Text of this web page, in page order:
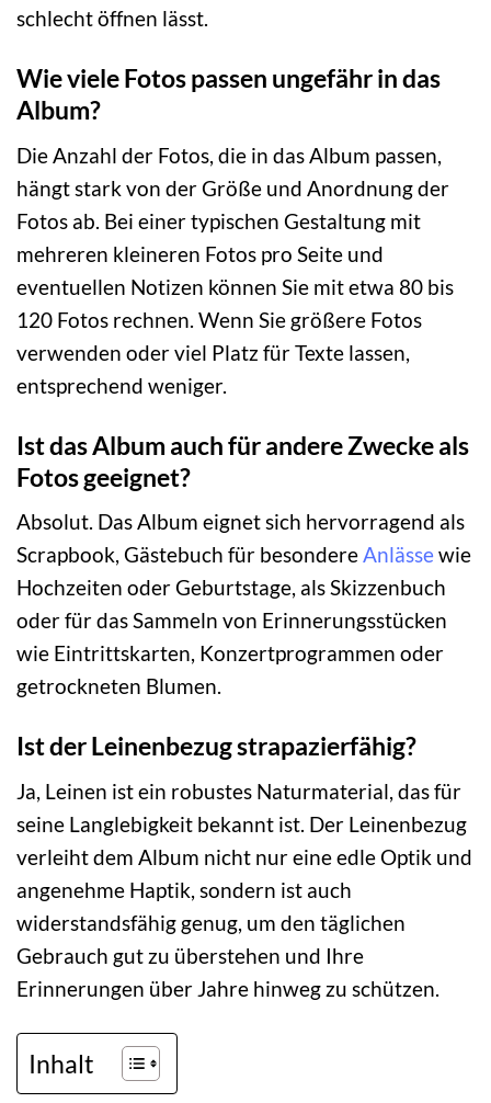
schlecht öffnen lässt.
Wie viele Fotos passen ungefähr in das
Album?
Die Anzahl der Fotos, die in das Album passen,
hängt stark von der Größe und Anordnung der
Fotos ab. Bei einer typischen Gestaltung mit
mehreren kleineren Fotos pro Seite und
eventuellen Notizen können Sie mit etwa 80 bis
120 Fotos rechnen. Wenn Sie größere Fotos
verwenden oder viel Platz für Texte lassen,
entsprechend weniger.
Ist das Album auch für andere Zwecke als
Fotos geeignet?
Absolut. Das Album eignet sich hervorragend als
Scrapbook, Gästebuch für besondereAnlässewie
Hochzeiten oder Geburtstage, als Skizzenbuch
oder für das Sammeln von Erinnerungsstücken
wie Eintrittskarten, Konzertprogrammen oder
getrockneten Blumen.
Ist der Leinenbezug strapazierfähig?
Ja, Leinen ist ein robustes Naturmaterial, das für
seine Langlebigkeit bekannt ist. Der Leinenbezug
verleiht dem Album nicht nur eine edle Optik und
angenehme Haptik, sondern ist auch
widerstandsfähig genug, um den täglichen
Gebrauch gut zu überstehen und Ihre
Erinnerungen über Jahre hinweg zu schützen.
Inhalt